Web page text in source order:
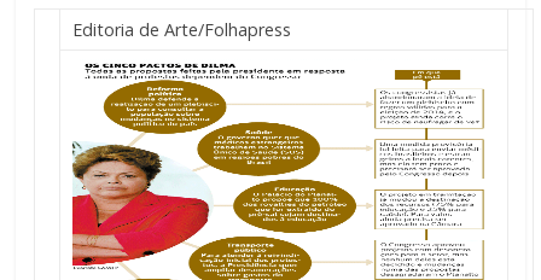
Editoria de Arte/Folhapress